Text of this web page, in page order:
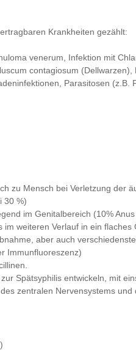
Krankheiten gezählt:
venerum, Infektion mit
contagiosum (Dellwarzen),
Parasitosen (z.B.
zu Mensch bei Verletzung der
30 %)
im Genitalbereich (10%
weiteren Verlauf in ein flaches
aber auch
Immunfluoreszenz)
Spätsyphilis entwickeln, mit
zentralen Nervensystems und